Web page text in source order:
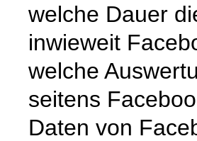
welche Dauer
inwieweit
welche
seitens
Daten von